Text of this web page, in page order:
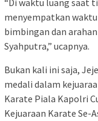
“Di waktu luang saat
menyempatkan
bimbingan dan
Syahputra,” ucapnya.
Bukan kali ini saja,
medali dalam
Karate Piala Kapolri
Kejuaraan Karate Se-